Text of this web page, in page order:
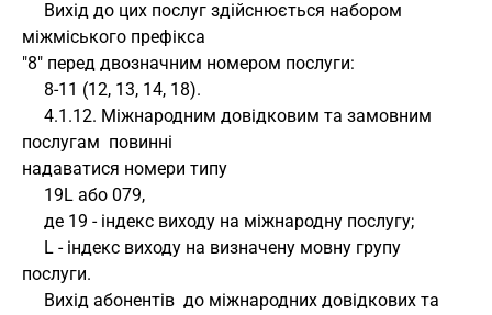
міжміського префікса
"8" перед двозначним номером послуги:
     8-11 (12, 13, 14, 18).
послугам  повинні
надаватися номери типу
     19L або 079,
     де 19 - індекс виходу на міжнародну послугу;
послуги.